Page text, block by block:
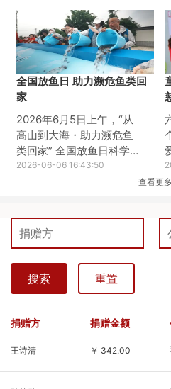
德基金会共同开展爸妈食
堂端午包粽子主题活动，
与老人们共迎安康佳节。
活动现场工作人员提前备
好粽叶、糯米、蜜枣、红
豆等新鲜食材，老人们与
志愿者们围坐一桌，分工
协作、有说有笑。捋粽
叶、填糯米、放馅料、捆
棉线，一双双布满岁月痕
端午习
全国放鱼日 助力濒危鱼类回
家
2026年6月5日上午，“从
高山到大海・助力濒危鱼
类回家” 全国放鱼日科学
增殖放流活动在扬州市广
指导，民革扬州市委会、
长江生态保护基金会主
办，扬州文峰慈善基金
会、泰兴市庆云慈善会、
民革广陵基层委承办，扬
协办。此次活动共放流长
6115尾。本次活动旨在促
进长江流域生物多样性的
2026-06-06 16:43:50
查看更
搜索 重置
捐赠方 捐赠金额
王诗清 ￥ 342.00